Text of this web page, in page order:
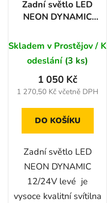
Zadní světlo LED
NEON DYNAMIC
hodnocení
produktu
je
5,0
z
5
Skladem v Prostějov / K
odeslání (3 ks)
1 270,50 Kč včetně DPH
1 050 Kč
DO KOŠÍKU
Zadní světlo LED
NEON DYNAMIC
12/24V levé je
vysoce kvalitní svítilna